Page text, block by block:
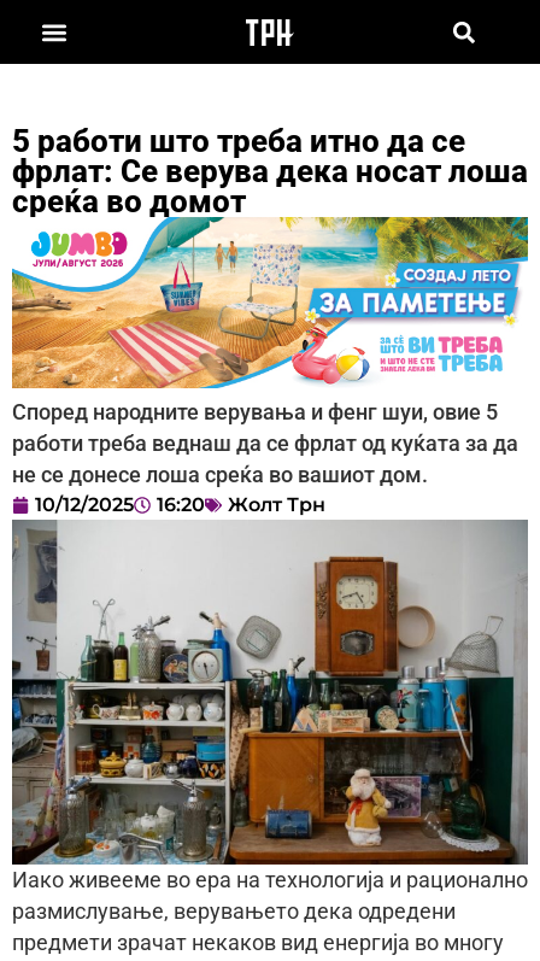
5 работи што треба итно да се
фрлат: Се верува дека носат лоша
среќа во домот
Според народните верувања и фенг шуи, овие 5
работи треба веднаш да се фрлат од куќата за да
не се донесе лоша среќа во вашиот дом.
10/12/2025 16:20 Жолт Трн
Иако живееме во ера на технологија и рационално
размислување, верувањето дека одредени
предмети зрачат некаков вид енергија во многу